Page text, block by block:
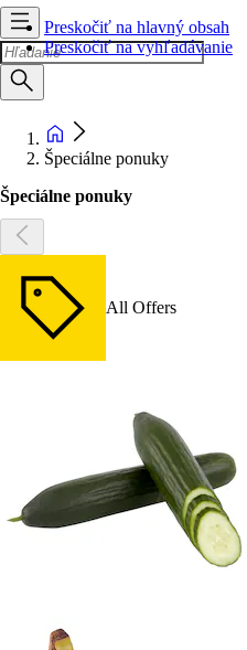
Preskočiť na hlavný obsah
Preskočiť na vyhľadávanie
Špeciálne ponuky
Špeciálne ponuky
All Offers